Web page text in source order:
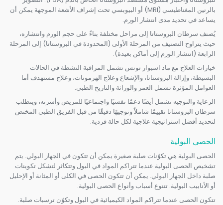
بالرنين المغناطيسي (MRI) أو البيوبسي تحت إشراف الأشعة الموجهة يمكن أن
يساعد في تحديد مدى انتشار الورم.
يُصنف سرطان البروستاتا إلى مراحل مختلفة بناءً على حجم الورم وانتشاره،
حيث يتراوح التصنيف من المرحلة الأولى (المحدودة في البروستاتا) إلى المرحلة
الرابعة (انتشار الورم إلى أماكن بعيدة).
خيارات العلاج مع ماد اسبوار تونس تشمل المراقبة النشطة في الحالات
البسيطة، وإزالة البروستاتا، والإشعاع وعلاج الهرمونات، وعلاج مستهدف أما
العوامل المؤثرة تشمل العمر والوراثة والتاريخ الطبي.
الرعاية والتوجيه تشمل أيضًا دعمًا نفسيًا واجتماعيًا للمريض وأسرته، ويتطلب
سرطان البروستاتا تقييمًا شاملاً وتوجيهًا دقيقًا من قبل الفريق الطبي المختص
لتحديد أفضل استراتيجية علاجية لكل حالة فردية.
الحصى البولية
الحصى البولية هي تكوّنات صلبة صغيرة يمكن أن تتكون في الجهاز البولي. يتم
تشخيص الحصى البولية عندما تتراكم المواد في البول وتتكاثر لتشكل تكوينات
صلبة داخل الجهاز البولي. يمكن أن تتكون الحصى في الكلى أو المثانة أو الإحليل
أو الأنابيب البولية. تتنوع أسباب وأنواع الحصى البولية.
تتكون الحصى عندما تتراكم المواد الكيميائية في البول وتكوّن ترسبات صلبة.